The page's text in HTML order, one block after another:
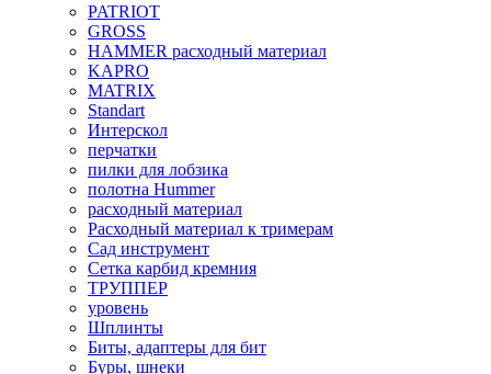
PATRIOT
GROSS
HAMMER расходный материал
KAPRO
MATRIX
Standart
Интерскол
перчатки
пилки для лобзика
полотна Hummer
расходный материал
Расходный материал к тримерам
Сад инструмент
Сетка карбид кремния
ТРУППЕР
уровень
Шплинты
Биты, адаптеры для бит
Буры, шнеки